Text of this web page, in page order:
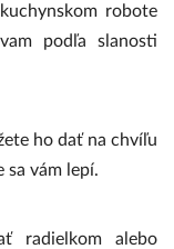
robote
podľa slanosti
ho dať na chvíľu
sa vám lepí.
radielkom alebo